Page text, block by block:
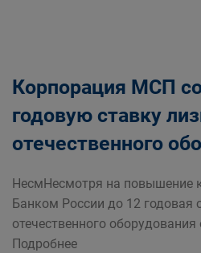
Корпорация МСП
годовую ставку
отечественного
НесмНесмотря на повышение
Банком России до 12 годовая
отечественного
Подробнее